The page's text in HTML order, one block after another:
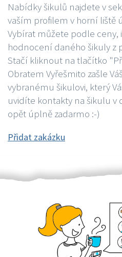
Nabídky šikulů najdete v
vaším profilem v horní liště
Vybírat můžete podle
hodnocení daného šikuly z
Stačí kliknout na tlačítko
Obratem Vyřešmito zašle
vybranému šikulovi, který
uvidíte kontakty na šikulu v
opět úplně zadarmo :-)
Přidat zakázku